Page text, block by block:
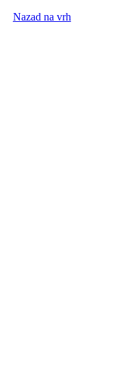
Nazad na vrh